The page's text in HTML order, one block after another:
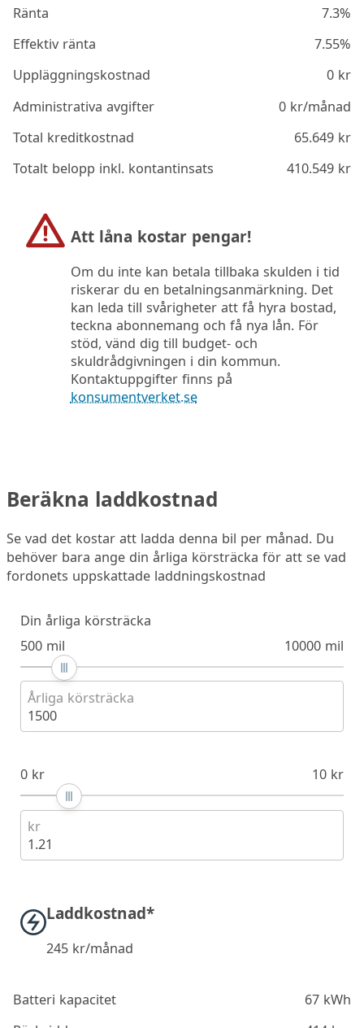
Ränta
7.3%
Effektiv ränta
7.55%
Uppläggningskostnad
0kr
Administrativa avgifter
0kr/månad
Total kreditkostnad
65.649kr
Totalt belopp inkl. kontantinsats
410.549kr
Att låna kostar pengar!
Om du inte kan betala tillbaka skulden i tid
riskerar du en betalningsanmärkning. Det
kan leda till svårigheter att få hyra bostad,
teckna abonnemang och få nya lån. För
stöd, vänd dig till budget- och
skuldrådgivningen i din kommun.
Kontaktuppgifter finns på
konsumentverket.se
Beräkna laddkostnad
Se vad det kostar att ladda denna bil per månad. Du
behöver bara ange din årliga körsträcka för att se vad
fordonets uppskattade laddningskostnad
Din årliga körsträcka
500 mil
10000 mil
Årliga körsträcka
1500
0 kr 10 kr
kr
1.21
Laddkostnad*
245kr/månad
Batteri kapacitet
67 kWh